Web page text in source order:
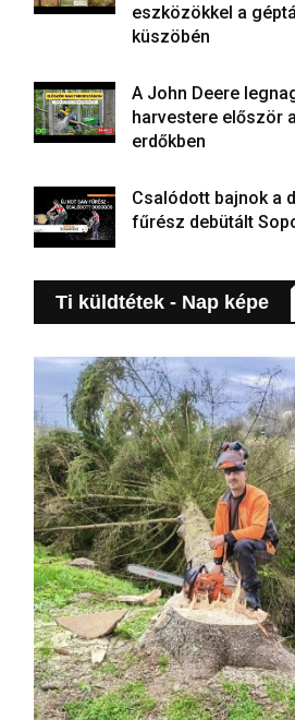
eszközökkel a
küszöbén
A John Deere
harvestere először
erdőkben
Csalódott bajnok a
fűrész debütált
Ti küldtétek - Nap képe